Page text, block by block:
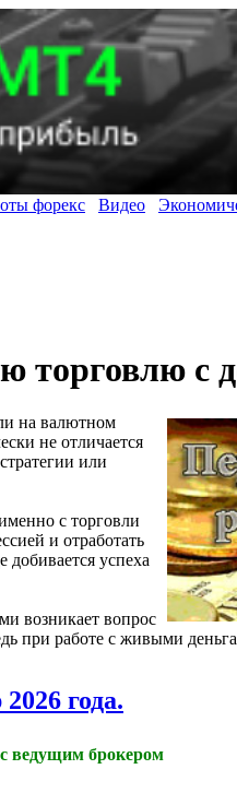
форекс Видео
торговлю с
на валютном
не отличается
или
с торговли
и отработать
успеха
возникает вопрос
при работе с живыми
года.
ведущим брокером